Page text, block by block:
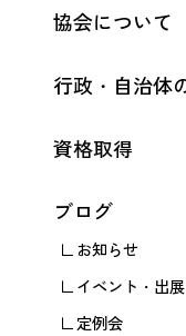
協会について
行政・自治体
資格取得
ブログ
お知らせ
イベント・出展
定例会